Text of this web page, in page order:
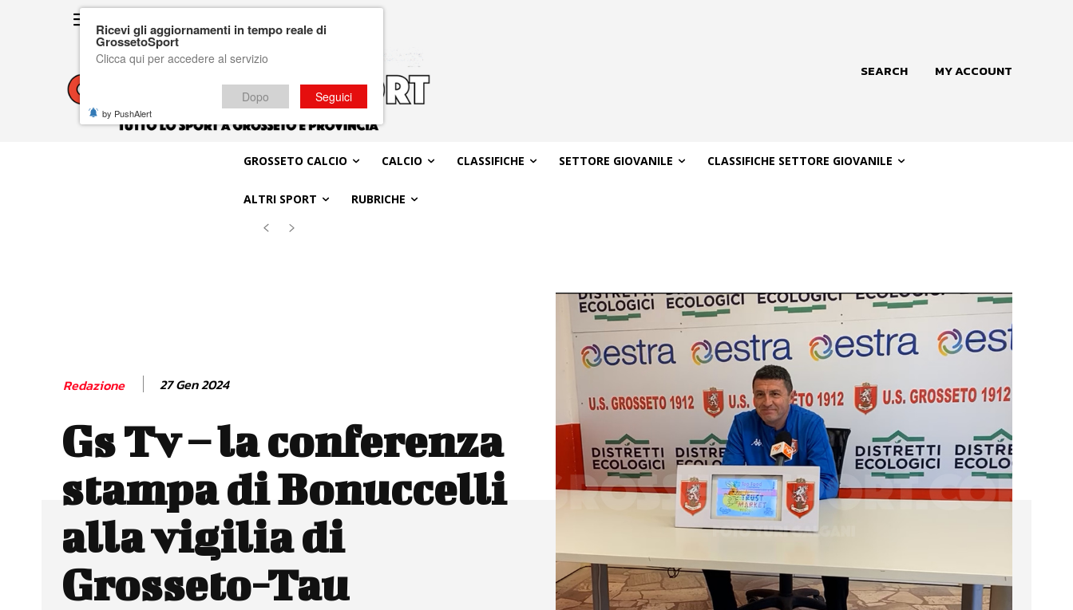
SEARCH MY ACCOUNT
GROSSETO CALCIO CALCIO CLASSIFICHE SETTORE GIOVANILE CLASSIFICHE SETTORE GIOVANILE
ALTRI SPORT RUBRICHE
Redazione 27 Gen 2024
Gs Tv – la conferenza
stampa di Bonuccelli
alla vigilia di
Grosseto-Tau
Ricevi gli aggiornamenti in tempo reale di
GrossetoSport
Clicca qui per accedere al servizio
Dopo Seguici
by PushAlert